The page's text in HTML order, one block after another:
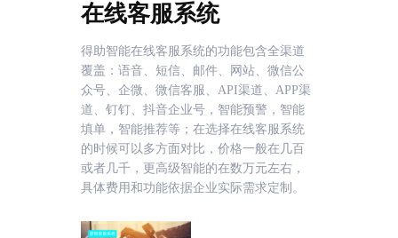
在线客服系统
得助智能在线客服系统的功能包含全渠道
覆盖：语音、短信、邮件、网站、微信公
众号、企微、微信客服、API渠道、APP渠
道、钉钉、抖音企业号，智能预警，智能
填单，智能推荐等；在选择在线客服系统
的时候可以多方面对比，价格一般在几百
或者几千，更高级智能的在数万元左右，
具体费用和功能依据企业实际需求定制。